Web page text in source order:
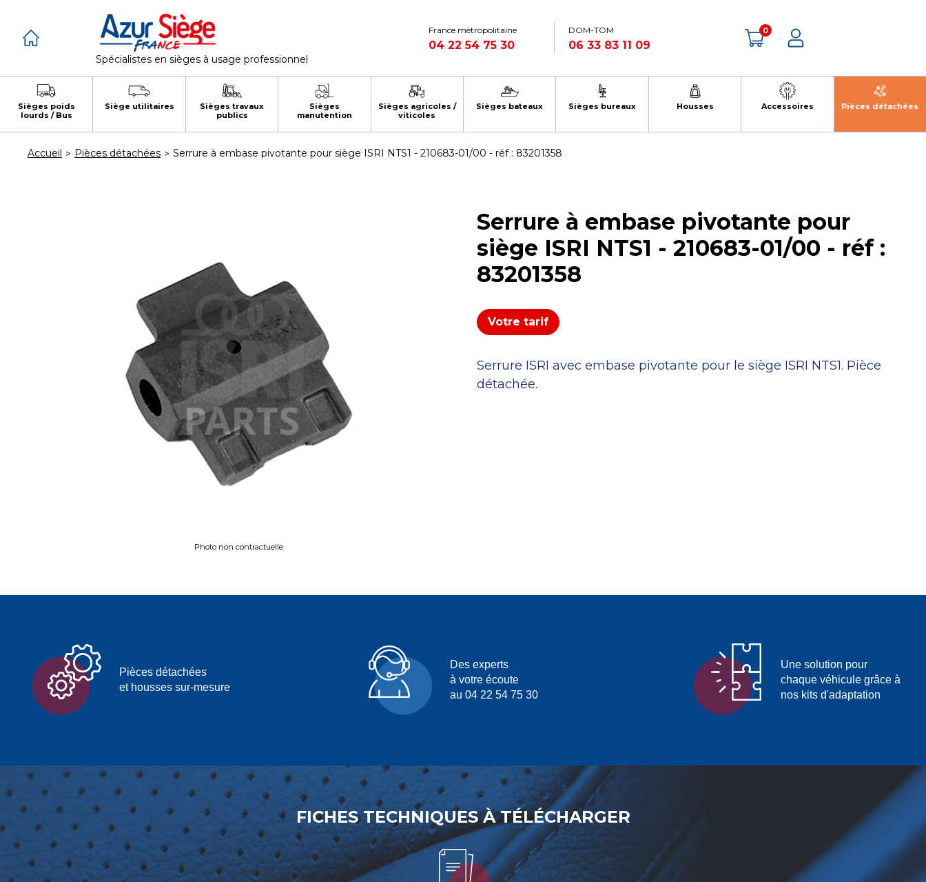
Spécialistes en sièges à usage professionnel
France métropolitaine
04 22 54 75 30
DOM-TOM
06 33 83 11 09
0
Sièges poids
lourds / Bus
Siège utilitaires
Sièges travaux
publics
Sièges
manutention
Sièges agricoles /
viticoles
Sièges bateaux Sièges bureaux Housses Accessoires Pièces détachées
Accueil Pièces détachées Serrure à embase pivotante pour siège ISRI NTS1 - 210683-01/00 - réf : 83201358
Serrure à embase pivotante pour
siège ISRI NTS1 - 210683-01/00 - réf :
83201358
Votre tarif
Serrure ISRI avec embase pivotante pour le siège ISRI NTS1. Pièce
détachée.
Photo non contractuelle
Pièces détachées
et housses sur-mesure
Des experts
à votre écoute
au 04 22 54 75 30
Une solution pour
chaque véhicule grâce à
nos kits d'adaptation
FICHES TECHNIQUES À TÉLÉCHARGER